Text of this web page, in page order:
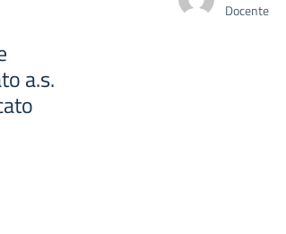
a.s.
Docente